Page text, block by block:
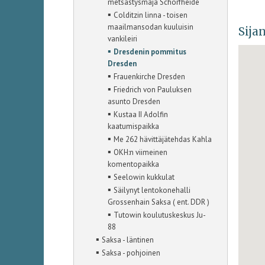
▪ Colditzin linna - toisen
maailmansodan kuuluisin
vankileiri
▪ Dresdenin pommitus
Dresden
▪ Frauenkirche Dresden
▪ Friedrich von Pauluksen
asunto Dresden
▪ Kustaa II Adolfin
kaatumispaikka
▪ Me 262 hävittäjätehdas Kahla
▪ OKH:n viimeinen
komentopaikka
▪ Seelowin kukkulat
▪ Säilynyt lentokonehalli
Grossenhain Saksa ( ent. DDR )
▪ Tutowin koulutuskeskus Ju-
88
▪ Saksa - läntinen
▪ Saksa - pohjoinen